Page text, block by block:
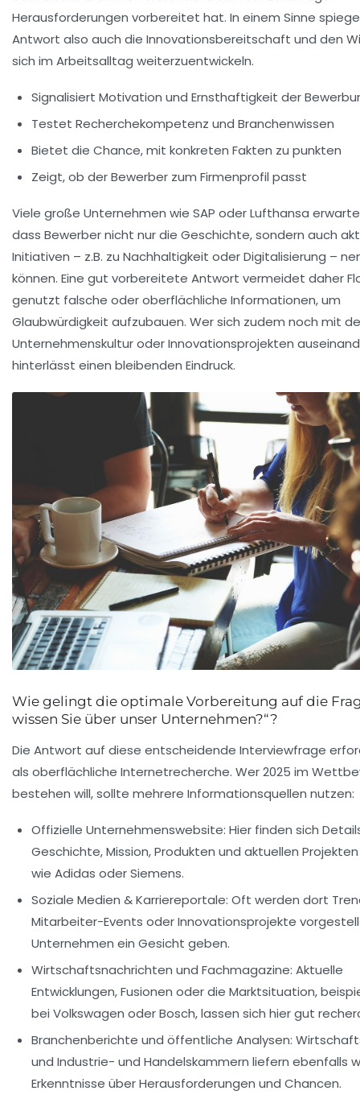
Herausforderungen vorbereitet hat. In einem Sinne
Antwort also auch die Innovationsbereitschaft und den
sich im Arbeitsalltag weiterzuentwickeln.
Signalisiert Motivation und Ernsthaftigkeit der
Testet Recherchekompetenz und Branchenwissen
Bietet die Chance, mit konkreten Fakten zu punkten
Zeigt, ob der Bewerber zum Firmenprofil passt
Viele große Unternehmen wie SAP oder Lufthansa
dass Bewerber nicht nur die Geschichte, sondern auch
Initiativen – z.B. zu Nachhaltigkeit oder Digitalisierung –
können. Eine gut vorbereitete Antwort vermeidet daher
genutzt falsche oder oberflächliche Informationen, um
Glaubwürdigkeit aufzubauen. Wer sich zudem noch mit
Unternehmenskultur oder Innovationsprojekten
hinterlässt einen bleibenden Eindruck.
Wie gelingt die optimale Vorbereitung auf die
wissen Sie über unser Unternehmen?“?
Die Antwort auf diese entscheidende Interviewfrage
als oberflächliche Internetrecherche. Wer 2025 im
bestehen will, sollte mehrere Informationsquellen nutzen:
Offizielle Unternehmenswebsite: Hier finden sich
Geschichte, Mission, Produkten und aktuellen
wie Adidas oder Siemens.
Soziale Medien & Karriereportale: Oft werden dort
Mitarbeiter-Events oder Innovationsprojekte
Unternehmen ein Gesicht geben.
Wirtschaftsnachrichten und Fachmagazine: Aktuelle
Entwicklungen, Fusionen oder die Marktsituation,
bei Volkswagen oder Bosch, lassen sich hier gut
Branchenberichte und öffentliche Analysen:
und Industrie- und Handelskammern liefern ebenfalls
Erkenntnisse über Herausforderungen und Chancen.